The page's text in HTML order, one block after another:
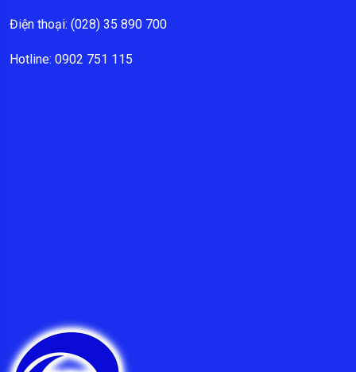
Điện thoại: (028) 35 890 700
Hotline: 0902 751 115